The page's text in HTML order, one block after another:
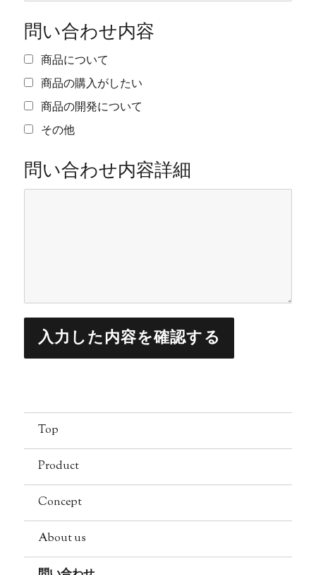
問い合わせ内容
商品について
商品の購入がしたい
商品の開発について
その他
問い合わせ内容詳細
Top
Product
Concept
About us